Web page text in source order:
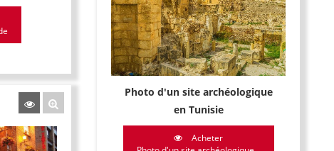
Photo d'un site archéologique
en Tunisie
Acheter